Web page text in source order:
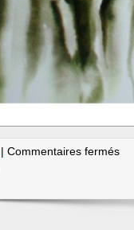
|Commentaires fermés